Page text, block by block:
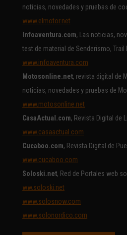
noticias, novedades y pruebas de
www.elmotor.net
Infoaventura.com, Las noticias,
test de material de Senderismo, Trail
www.infoaventura.com
Motosonline.net, revista digital de
noticias, novedades y pruebas de
www.motosonline.net
CasaActual.com, Revista Digital de
www.casaactual.com
Cucaboo.com, Revista Digital de
www.cucaboo.com
Soloski.net, Red de Portales web
ww.soloski.net
www.solosnow.com
www.solonordico.com